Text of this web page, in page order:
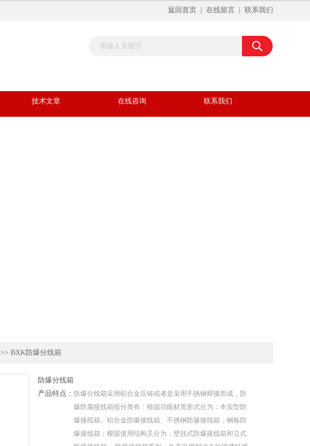
返回首页 在线留言 联系我们
技术文章 在线咨询 联系我们
>> BXK防爆分线箱
防爆分线箱
产品特点： 防爆分线箱采用铝合金压铸或者是采用不锈钢焊接而成，防
爆防腐接线箱按分类有：根据功能材质形式分为：本安型防
爆接线箱、铝合金防爆接线箱、不锈钢防爆接线箱，钢板防
爆接线箱；根据使用结构又分为：壁挂式防爆接线箱和立式